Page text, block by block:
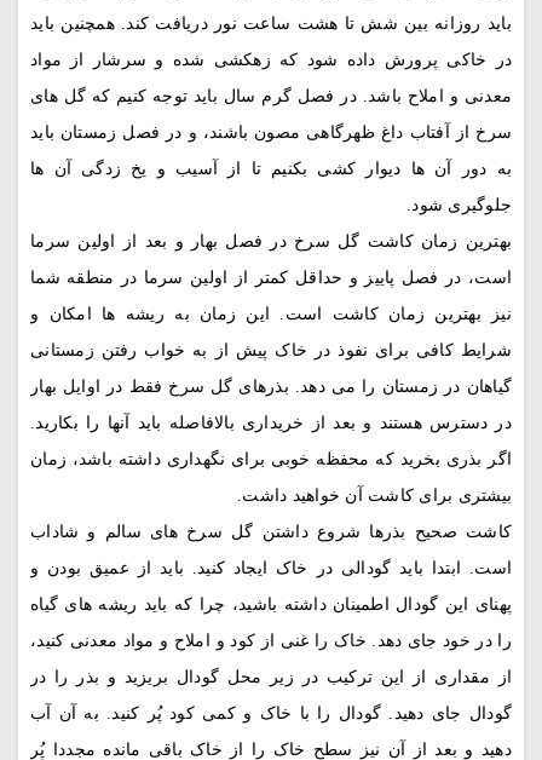
باید روزانه بین شش تا هشت ساعت نور دریافت کند. همچنین باید
در خاکی پرورش داده شود که زهکشی شده و سرشار از مواد
معدنی و املاح باشد. در فصل گرم سال باید توجه کنیم که گل های
سرخ از آفتاب داغ ظهرگاهی مصون باشند، و در فصل زمستان باید
به دور آن ها دیوار کشی بکنیم تا از آسیب و یخ زدگی آن ها
جلوگیری شود.
بهترین زمان کاشت گل سرخ در فصل بهار و بعد از اولین سرما
است، در فصل پاییز و حداقل کمتر از اولین سرما در منطقه شما
نیز بهترین زمان کاشت است. این زمان به ریشه ها امکان و
شرایط کافی برای نفوذ در خاک پیش از به خواب رفتن زمستانی
گیاهان در زمستان را می دهد. بذرهای گل سرخ فقط در اوایل بهار
در دسترس هستند و بعد از خریداری بالافاصله باید آنها را بکارید.
اگر بذری بخرید که محفظه خوبی برای نگهداری داشته باشد، زمان
بیشتری برای کاشت آن خواهید داشت.
کاشت صحیح بذرها شروع داشتن گل سرخ های سالم و شاداب
است. ابتدا باید گودالی در خاک ایجاد کنید. باید از عمیق بودن و
پهنای این گودال اطمینان داشته باشید، چرا که باید ریشه های گیاه
را در خود جای دهد. خاک را غنی از کود و املاح و مواد معدنی کنید،
از مقداری از این ترکیب در زیر محل گودال بریزید و بذر را در
گودال جای دهید. گودال را با خاک و کمی کود پُر کنید. به آن آب
دهید و بعد از آن نیز سطح خاک را از خاک باقی مانده مجددا پُر